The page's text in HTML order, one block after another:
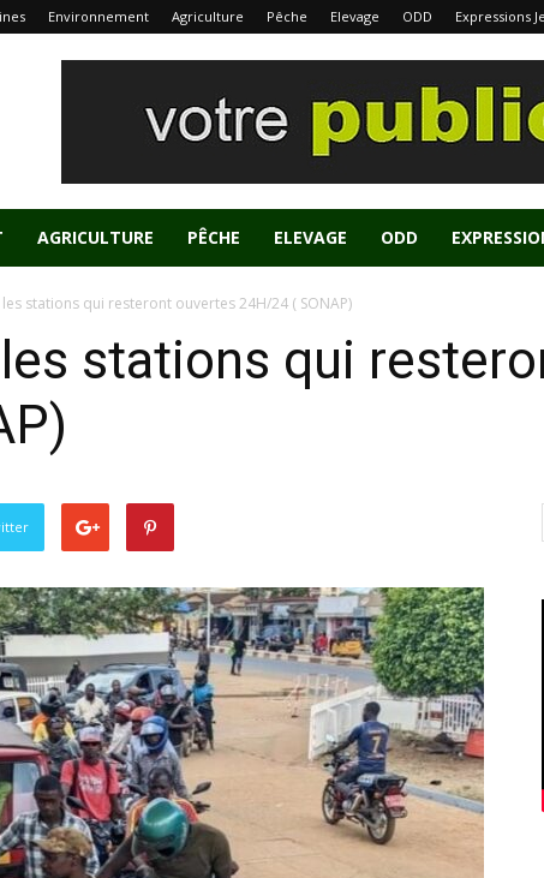
Environnement Agriculture Pêche Elevage ODD Expressions
AGRICULTURE PÊCHE ELEVAGE ODD
stations qui resteront ouvertes 24H/24 ( SONAP)
stations qui